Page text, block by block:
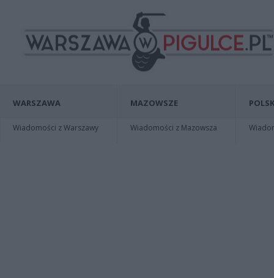
WARSZAWA
Wiadomości z Warszawy
MAZOWSZE
Wiadomości z Mazowsza